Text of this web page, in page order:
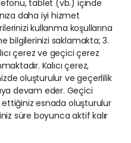
tablet (vb.) içinde
daha iyi hizmet
kullanma koşullarına
bilgilerinizi saklamakta; 3.
çerez ve geçici çerez
Kalıcı çerez,
oluşturulur ve geçerlilik
devam eder. Geçici
esnada oluşturulur
süre boyunca aktif kalır